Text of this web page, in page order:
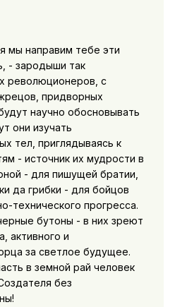
мы направим тебе эти
- зародыши так
революционеров, с
придворных
научно обосновывать
они изучать
тел, приглядываясь к
- источник их мудрости в
- для пишущей братии,
да грибки - для бойцов
технического прогресса.
бутоны - в них зреют
активного и
за светлое будущее.
в земной рай человек
без